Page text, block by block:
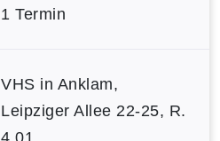
1 Termin
VHS in Anklam,
Leipziger Allee 22-25, R.
4.01